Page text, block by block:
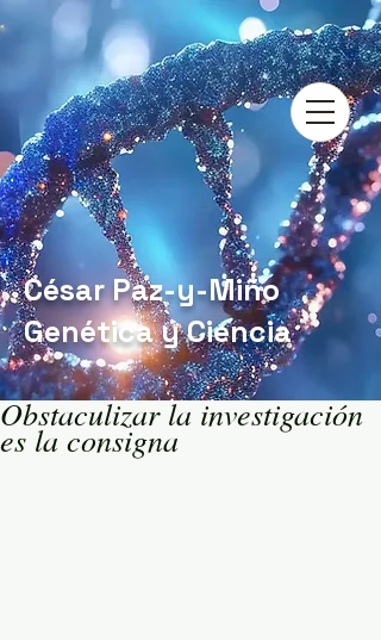
César Paz-y-Miño
Genética y Ciencia
Obstaculizar la investigación
es la consigna